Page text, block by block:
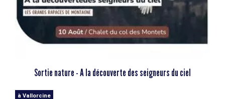
Sortie nature - A la découverte des seigneurs du ciel
à Vallorcine